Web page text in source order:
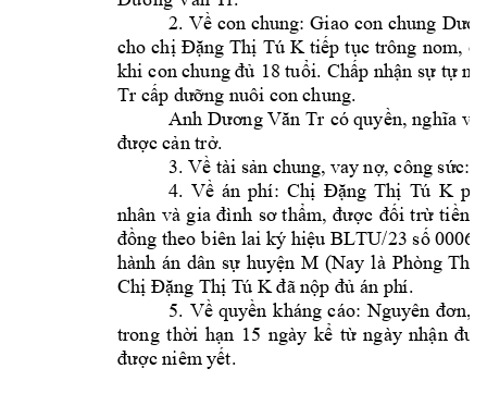
2. Về con chung: Giao con chung
cho chị Đặng Thị Tú K tiếp tục trông nom,
khi con chung đủ 18 tuổi. Chấp nhận sự tự
Tr cấp dưỡng nuôi con chung.
Anh Dương Văn Tr có quyền, nghĩa
được cản trở.
3. Về tài sản chung, vay nợ, công sức:
4. Về án phí: Chị Đặng Thị Tú K
nhân và gia đình sơ thẩm, được đối trừ tiền
đồng theo biên lai ký hiệu BLTU/23 số 000
hành án dân sự huyện M (Nay là Phòng Thi
Chị Đặng Thị Tú K đã nộp đủ án phí.
5. Về quyền kháng cáo: Nguyên đơn,
trong thời hạn 15 ngày kể từ ngày nhận
được niêm yết.